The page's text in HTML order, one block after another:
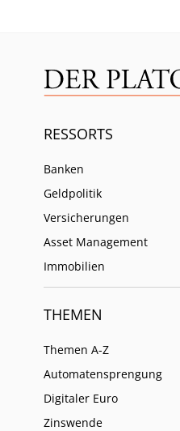
RESSORTS
Banken
Geldpolitik
Versicherungen
Asset Management
Immobilien
THEMEN
Themen A-Z
Automatensprengung
Digitaler Euro
Zinswende